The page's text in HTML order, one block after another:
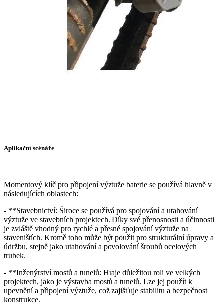
Aplikační scénáře
Momentový klíč pro připojení výztuže baterie se používá hlavně v
následujících oblastech:
- **Stavebnictví: Široce se používá pro spojování a utahování
výztuže ve stavebních projektech. Díky své přenosnosti a účinnosti
je zvláště vhodný pro rychlé a přesné spojování výztuže na
staveništích. Kromě toho může být použit pro strukturální úpravy a
údržbu, stejně jako utahování a povolování šroubů ocelových
trubek.
- **Inženýrství mostů a tunelů: Hraje důležitou roli ve velkých
projektech, jako je výstavba mostů a tunelů. Lze jej použít k
upevnění a připojení výztuže, což zajišťuje stabilitu a bezpečnost
konstrukce.